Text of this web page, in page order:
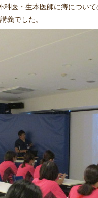
科医・生本医師に痔につい
義でした。